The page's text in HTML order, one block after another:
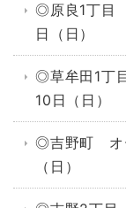
◎原良1丁目
日（日）
◎草牟田1丁
10日（日）
◎吉野町 オ
（日）